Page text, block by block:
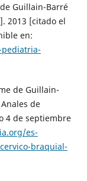
Guillain-Barré
2013 [citado el
en:
de Guillain-
de
4 de septiembre
es-
braquial-